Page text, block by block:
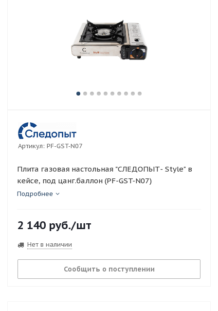
Артикул: PF-GST-N07
Плита газовая настольная "СЛЕДОПЫТ- Style" в
кейсе, под цанг.баллон (PF-GST-N07)
Подробнее
2 140 руб./шт
Нет в наличии
Сообщить о поступлении